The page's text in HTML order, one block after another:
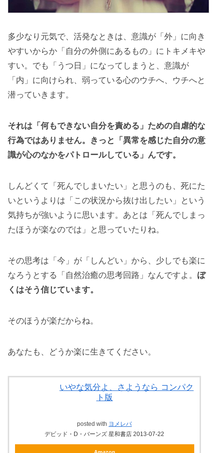
多少なり元気で、活発なときは、意識が「外」に向き
やすいからか「自分の外側にあるもの」にトキメキや
すい。でも「うつ日」になってしまうと、意識が
「内」に向けられ、弱っている心のウチへ、ウチへと
潜っていきます。
それは「何もできない自分を責める」ための自虐的な
行為ではありません。きっと「異常を感じた自分の意
識が心のなかをパトロールしている」んです。
しんどくて「死んでしまいたい」と思うのも、死にた
いというよりは「この状況から抜け出したい」という
気持ちが強いように思います。あとは「死んでしまっ
たほうが楽なのでは」と思っていたりね。
その思考は「今」が「しんどい」から、少しでも楽に
なろうとする「自然治癒の思考回路」なんですよ。 ぼ
くはそう信じています。
そのほうが楽だからね。
あなたも、どうか楽に生きてください。
いやな気分よ、さようなら コンパク
ト版
posted with ヨメレバ
デビッド・D・バーンズ 星和書店 2013-07-22